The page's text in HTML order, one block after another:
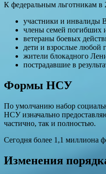
К федеральным льготникам в
участники и инвалиды
члены семей погибших
ветераны боевых
дети и взрослые любой
жители блокадного
пострадавшие в
Формы НСУ
По умолчанию набор
НСУ изначально
частично, так и полностью.
Сегодня более 1,1 миллиона
Изменения